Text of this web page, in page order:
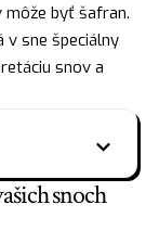
môže byť šafran.
sne špeciálny
snov a
snoch